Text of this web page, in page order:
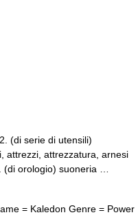
(di serie di utensili)
attrezzi, attrezzatura, arnesi
(di orologio) suoneria …
= Kaledon Genre = Power